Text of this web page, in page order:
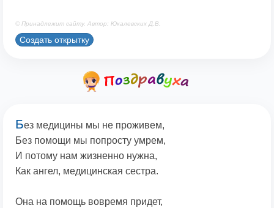
© Принадлежит сайту. Автор: Юкалевских Д.В.
Создать открытку
Без медицины мы не проживем,
Без помощи мы попросту умрем,
И потому нам жизненно нужна,
Как ангел, медицинская сестра.
Она на помощь вовремя придет,